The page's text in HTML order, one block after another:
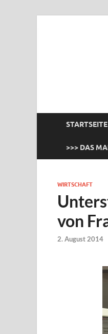
STARTSEITE
>>> DAS
WIRTSCHAFT
von
2. August 2014